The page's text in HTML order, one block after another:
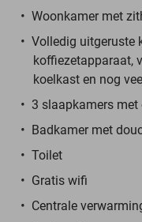
Woonkamer met
Volledig uitgeruste
koffiezetapparaat,
koelkast en nog
3 slaapkamers met
Badkamer met
Toilet
Gratis wifi
Centrale